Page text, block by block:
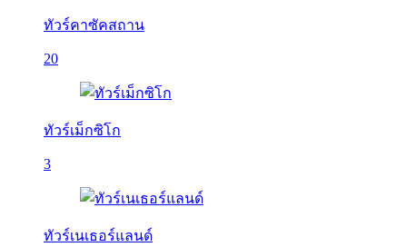
ทัวร์คาซัคสถาน
20
ทัวร์เม็กซิโก
3
ทัวร์เนเธอร์แลนด์